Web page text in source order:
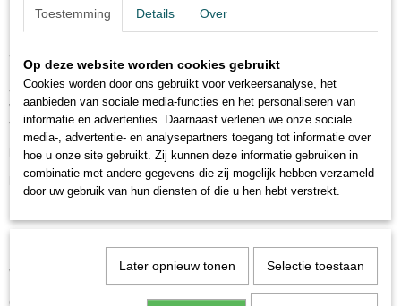
kit bestand tegen slijtage en overleeft zelfs de zwaarste
omstandigheden.
Verander je kijk op de veiligheidsklem!
Je hoeft de veiligheidsklem niet langer te zien als een ingewikkeld en
weinig effectief onderdeel van de rig.De doe-het-zelf leadcore-kit met
veiligheidsklem is een innovatie die je karpervisserij kan revolutioneren.
Probeer het vandaag nog en ervaar hoe effectief het kan zijn!
In de kit:
De set bevat geen leadcore
Van één kit kun je 2 rigs met veiligheidsklem maken!
Onthoud:
Toestemming Details Over
Op deze website worden cookies gebruikt
Cookies worden door ons gebruikt voor verkeersanalyse, het
aanbieden van sociale media-functies en het personaliseren van
informatie en advertenties. Daarnaast verlenen we onze sociale
media-, advertentie- en analysepartners toegang tot informatie over
hoe u onze site gebruikt. Zij kunnen deze informatie gebruiken in
combinatie met andere gegevens die zij mogelijk hebben verzameld
door uw gebruik van hun diensten of die u hen hebt verstrekt.
Later opnieuw tonen Selectie toestaan